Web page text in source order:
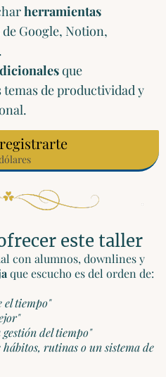
herramientas
Google, Notion,
que
de productividad y
este taller
con alumnos, downlines y
que escucho es del orden de:
el tiempo"
del tiempo"
hábitos, rutinas o un sistema de